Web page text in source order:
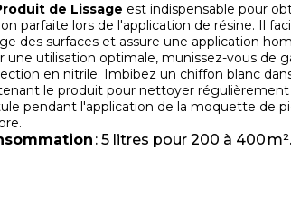
de Lissage est indispensable pour
parfaite lors de l'application de résine. Il
des surfaces et assure une application
une utilisation optimale, munissez-vous de
en nitrile. Imbibez un chiffon blanc
le produit pour nettoyer
pendant l'application de la moquette de
: 5 litres pour 200 à 400 m².